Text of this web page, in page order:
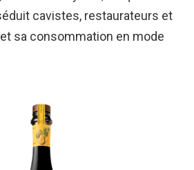
cavistes, restaurateurs et
sa consommation en mode